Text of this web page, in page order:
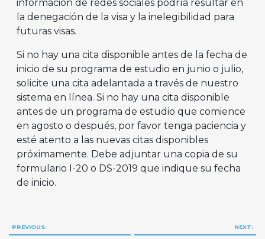
información de redes sociales podría resultar en
la denegación de la visa y la inelegibilidad para
futuras visas.
Si no hay una cita disponible antes de la fecha de
inicio de su programa de estudio en junio o julio,
solicite una cita adelantada a través de nuestro
sistema en línea. Si no hay una cita disponible
antes de un programa de estudio que comience
en agosto o después, por favor tenga paciencia y
esté atento a las nuevas citas disponibles
próximamente. Debe adjuntar una copia de su
formulario I-20 o DS-2019 que indique su fecha
de inicio.
Navegación
PREVIOUS: NEXT: